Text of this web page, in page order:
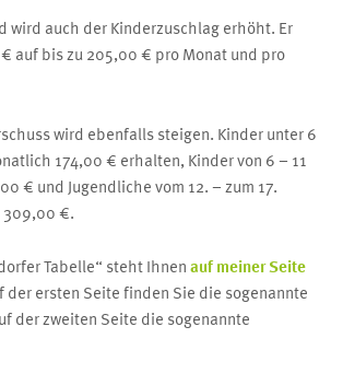
wird auch der Kinderzuschlag erhöht. Er
auf bis zu 205,00 € pro Monat und pro
wird ebenfalls steigen. Kinder unter 6
174,00 € erhalten, Kinder von 6 – 11
€ und Jugendliche vom 12. – zum 17.
309,00 €.
Tabelle“ steht Ihnenauf meiner Seite
der ersten Seite finden Sie die sogenannte
der zweiten Seite die sogenannte